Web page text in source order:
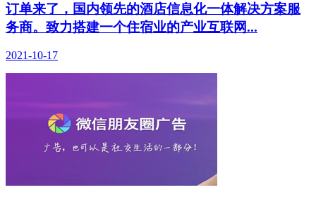
订单来了，国内领先的酒店信息化一体解决方案服
务商。致力搭建一个住宿业的产业互联网...
2021-10-17